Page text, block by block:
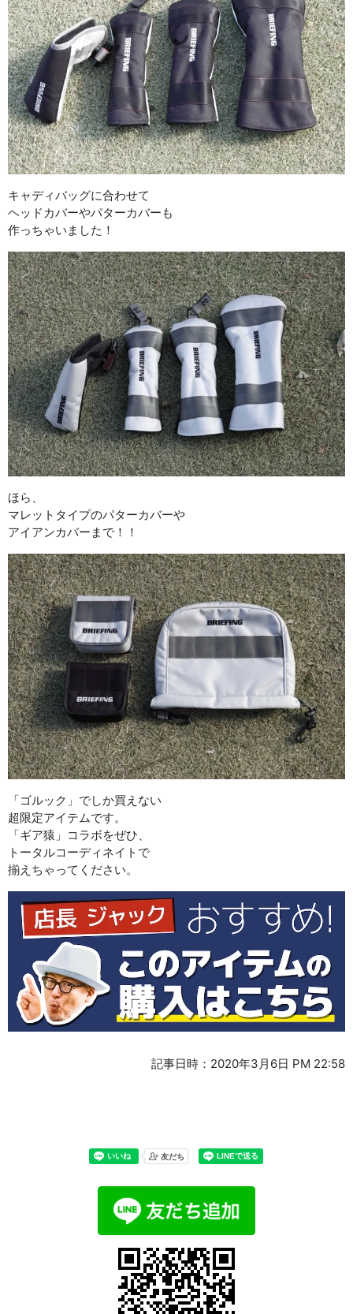
キャディバッグに合わせて
ヘッドカバーやパターカバーも
作っちゃいました！
ほら、
マレットタイプのパターカバーや
アイアンカバーまで！！
「ゴルック」でしか買えない
超限定アイテムです。
「ギア猿」コラボをぜひ、
トータルコーディネイトで
揃えちゃってください。
記事日時：2020年3月6日 PM 22:58